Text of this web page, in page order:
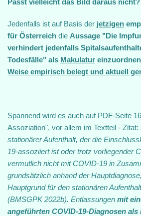
Passt vielleicht das Bild daraus nicht?
Jedenfalls ist auf Basis der jetzigen
für Österreich die Aussage "Die
verhindert jedenfalls
Todesfälle" als Makulatur
Weise empirisch belegt und aktuell
Spannend wird es auch auf PDF-Seite
Assoziation", vor allem im Textteil - Zitat:
stationärer Aufenthalt, der die
19‐assoziiert ist oder trotz vorliegender
vermutlich nicht mit COVID‐19 in
grundsätzlich anhand der
Hauptgrund für den stationären
(BMSGPK 2022b). Entlassungen mit
angeführten COVID‐19‐Diagnosen